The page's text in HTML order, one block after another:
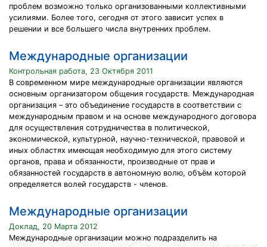
проблем возможно только организованными коллективными
усилиями. Более того, сегодня от этого зависит успех в
решении и все большего числа внутренних проблем.
Международные организации
Контрольная работа, 23 Октября 2011
В современном мире международные организации являются
основным организатором общения государств. Международная
организация – это объединение государств в соответствии с
международным правом и на основе международного договора
для осуществления сотрудничества в политической,
экономической, культурной, научно-технической, правовой и
иных областях имеющая необходимую для этого систему
органов, права и обязанности, производные от прав и
обязанностей государств в автономную волю, объём которой
определяется волей государств - членов.
Международные организации
Доклад, 20 Марта 2012
Международные организации можно подразделить на